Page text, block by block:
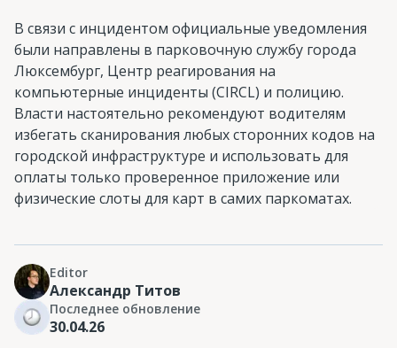
В связи с инцидентом официальные уведомления
были направлены в парковочную службу города
Люксембург, Центр реагирования на
компьютерные инциденты (CIRCL) и полицию.
Власти настоятельно рекомендуют водителям
избегать сканирования любых сторонних кодов на
городской инфраструктуре и использовать для
оплаты только проверенное приложение или
физические слоты для карт в самих паркоматах.
Editor
Александр Титов
Последнее обновление
30.04.26